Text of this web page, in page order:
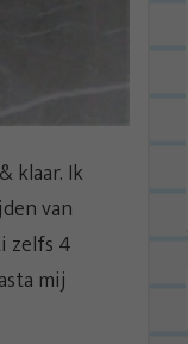
klaar. Ik
van
zelfs 4
mij